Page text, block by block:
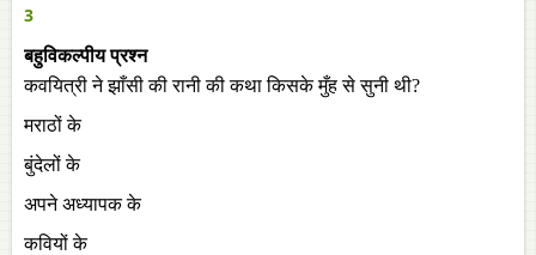
3
बहुविकल्पीय प्रश्न
कवयित्री ने झाँसी की रानी की कथा किसके मुँह से सुनी थी?
मराठों के
बुंदेलों के
अपने अध्यापक के
कवियों के